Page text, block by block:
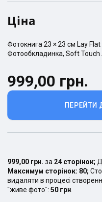
Ціна
Фотокнига 23 × 23 см Lay Flat
Фотообкладинка, Soft Touch
ПЕРЕЙТИ
999,00 грн.
999,00 грн. за 24 сторінок;
Максимум сторінок: 80;
видаляти в процесі
"живе фото": 50 грн